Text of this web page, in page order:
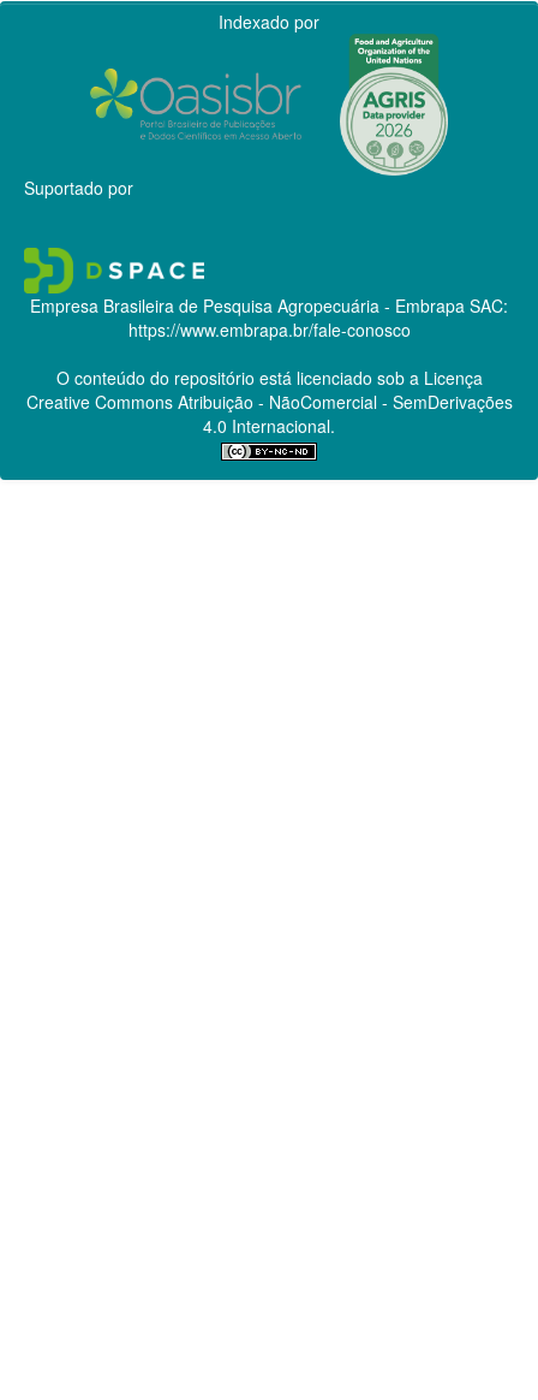
Indexado por
Suportado por
Empresa Brasileira de Pesquisa Agropecuária - Embrapa SAC:
https://www.embrapa.br/fale-conosco
O conteúdo do repositório está licenciado sob a Licença
Creative CommonsAtribuição - NãoComercial - SemDerivações
4.0 Internacional.